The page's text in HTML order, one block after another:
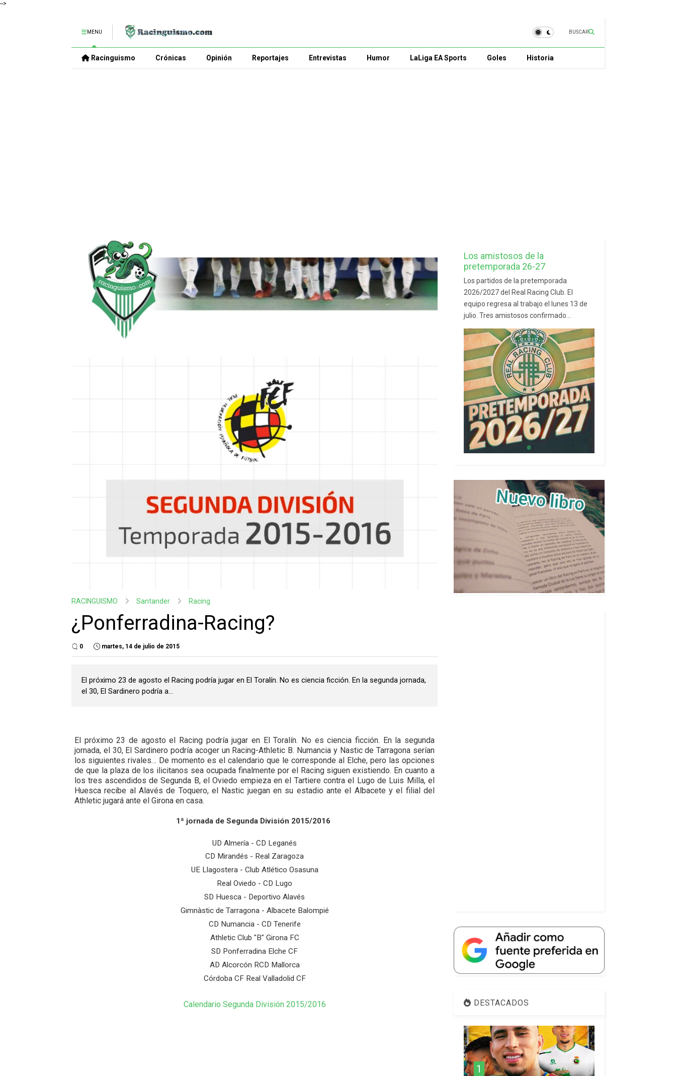
-->
MENU BUSCAR
Racinguismo Crónicas Opinión Reportajes Entrevistas Humor LaLiga EA Sports Goles Historia
RACINGUISMO Santander Racing
¿Ponferradina-Racing?
0 martes, 14 de julio de 2015
El próximo 23 de agosto el Racing podría jugar en El Toralín. No es ciencia ficción. En la segunda jornada,
el 30, El Sardinero podría a...
El próximo 23 de agosto el Racing podría jugar en El Toralín. No es ciencia ficción. En la segunda
jornada, el 30, El Sardinero podría acoger un Racing-Athletic B. Numancia y Nastic de Tarragona serían
los siguientes rivales… De momento es el calendario que le corresponde al Elche, pero las opciones
de que la plaza de los ilicitanos sea ocupada finalmente por el Racing siguen existiendo. En cuanto a
los tres ascendidos de Segunda B, el Oviedo empieza en el Tartiere contra el Lugo de Luis Milla, el
Huesca recibe al Alavés de Toquero, el Nastic juegan en su estadio ante el Albacete y el filial del
Athletic jugará ante el Girona en casa.
1ª jornada de Segunda División 2015/2016
UD Almería - CD Leganés
CD Mirandés - Real Zaragoza
UE Llagostera - Club Atlético Osasuna
Real Oviedo - CD Lugo
SD Huesca - Deportivo Alavés
Gimnàstic de Tarragona - Albacete Balompié
CD Numancia - CD Tenerife
Athletic Club "B" Girona FC
SD Ponferradina Elche CF
AD Alcorcón RCD Mallorca
Córdoba CF Real Valladolid CF
Calendario Segunda División 2015/2016
Los amistosos de la
pretemporada 26-27
Los partidos de la pretemporada
2026/2027 del Real Racing Club. El
equipo regresa al trabajo el lunes 13 de
julio. Tres amistosos confirmado...
DESTACADOS
1